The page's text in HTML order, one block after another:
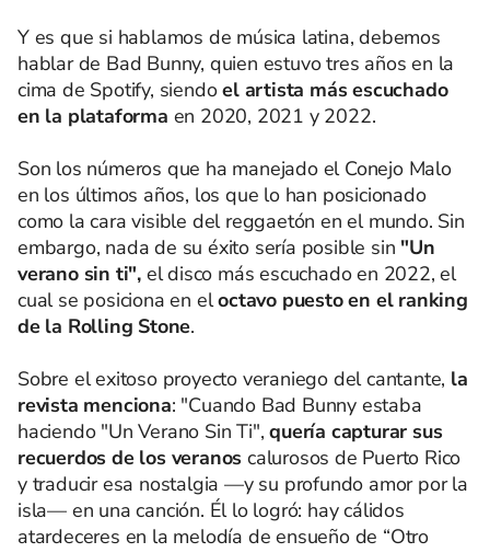
Y es que si hablamos de música latina, debemos
hablar de Bad Bunny, quien estuvo tres años en la
cima de Spotify, siendoel artista más escuchado
en la plataforma en 2020, 2021 y 2022.
Son los números que ha manejado el Conejo Malo
en los últimos años, los que lo han posicionado
como la cara visible del reggaetón en el mundo. Sin
embargo, nada de su éxito sería posible sin "Un
verano sin ti", el disco más escuchado en 2022, el
cual se posiciona en eloctavo puesto en el ranking
de la Rolling Stone.
Sobre el exitoso proyecto veraniego del cantante, la
revista menciona: "Cuando Bad Bunny estaba
haciendo "Un Verano Sin Ti",quería capturar sus
recuerdos de los veranos calurosos de Puerto Rico
y traducir esa nostalgia —y su profundo amor por la
isla— en una canción. Él lo logró: hay cálidos
atardeceres en la melodía de ensueño de “Otro